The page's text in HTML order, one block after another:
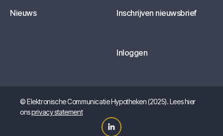
Nieuws Inschrijven nieuwsbrief
Inloggen
© Elektronische Communicatie Hypotheken (2025). Lees hier
onsprivacy statement